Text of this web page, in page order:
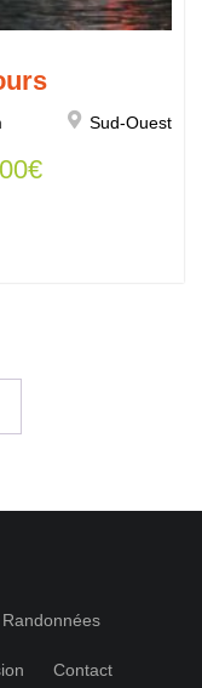
Sud-Ouest
€
Contact